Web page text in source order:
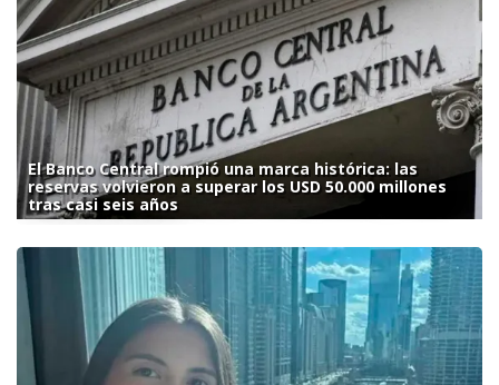
El Banco Central rompió una marca histórica: las
reservas volvieron a superar los USD 50.000 millones
tras casi seis años